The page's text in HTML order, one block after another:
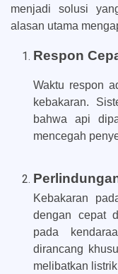
menjadi solusi
alasan utama
Respon
Waktu respon
kebakaran.
bahwa api
mencegah
Kebakaran
dengan cepat
pada
dirancang
melibatkan